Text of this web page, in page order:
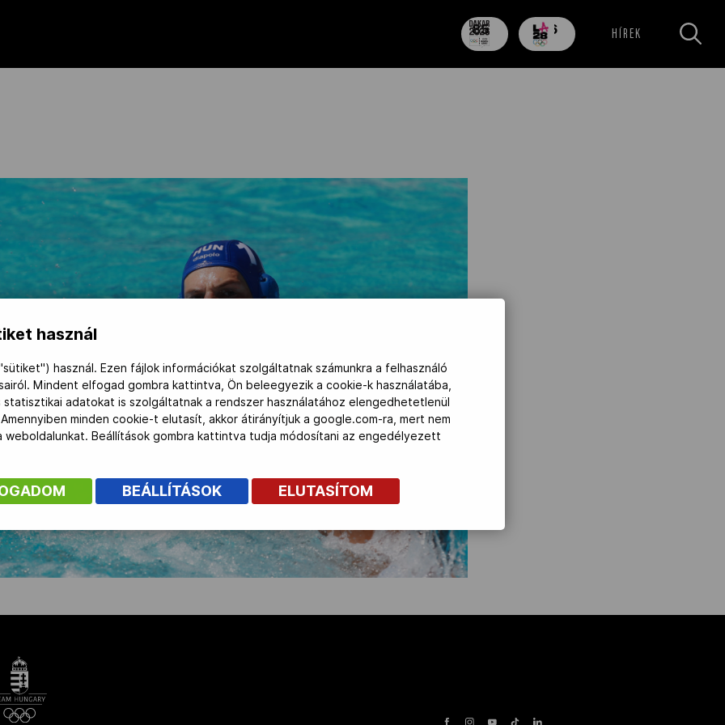
85
nap
706
nap HÍREK
használ
használ. Ezen fájlok információkat szolgáltatnak számunkra a felhasználó
Mindent elfogad gombra kattintva, Ön beleegyezik a cookie-k használatába,
statisztikai adatokat is szolgáltatnak a rendszer használatához elengedhetetlenül
minden cookie-t elutasít, akkor átirányítjuk a google.com-ra, mert nem
weboldalunkat. Beállítások gombra kattintva tudja módosítani az engedélyezett
BEÁLLÍTÁSOK ELUTASÍTOM